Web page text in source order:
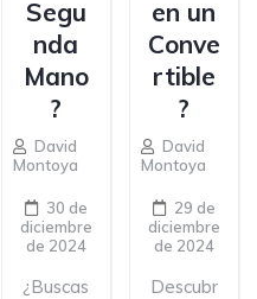
Segu
nda
Mano
?
David
Montoya
30 de
diciembre
de 2024
¿Buscas
en un
Conve
rtible
?
David
Montoya
29 de
diciembre
de 2024
Descubr